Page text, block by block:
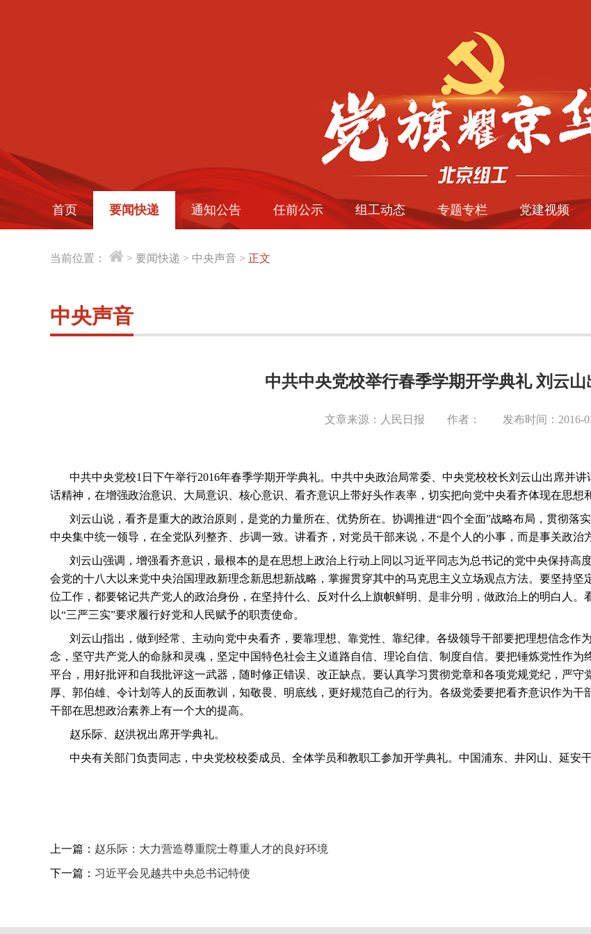
首页 要闻快递 通知公告 任前公示 组工动态 专题专栏 党建视频
当前位置： > 要闻快递 > 中央声音 > 正文
中央声音
中共中央党校举行春季学期开学典礼 刘云
文章来源：人民日报 作者： 发布时间：2016-
中共中央党校1 日下午举行2016年春季学期开学典礼。中共中央政治局常委、中央党校校长刘云山出席并
话精神，在增强政治意识、大局意识、核心意识、看齐意识上带好头作表率，切实把向党中央看齐体现在思想
刘云山说，看齐是重大的政治原则，是党的力量所在、优势所在。协调推进“四个全面”战略布局，贯彻落
中央集中统一领导，在全党队列整齐、步调一致。讲看齐，对党员干部来说，不是个人的小事，而是事关政治
刘云山强调，增强看齐意识，最根本的是在思想上政治上行动上同以习近平同志为总书记的党中央保持高
会党的十八大以来党中央治国理政新理念新思想新战略，掌握贯穿其中的马克思主义立场观点方法。要坚持
位工作，都要铭记共产党人的政治身份，在坚持什么、反对什么上旗帜鲜明、是非分明，做政治上的明白人。
以“三严三实”要求履行好党和人民赋予的职责使命。
刘云山指出，做到经常、主动向党中央看齐，要靠理想、靠党性、靠纪律。各级领导干部要把理想信念作
念，坚守共产党人的命脉和灵魂，坚定中国特色社会主义道路自信、理论自信、制度自信。要把锤炼党性作
平台，用好批评和自我批评这一武器，随时修正错误、改正缺点。要认真学习贯彻党章和各项党规党纪，严
厚、郭伯雄、令计划等人的反面教训，知敬畏、明底线，更好规范自己的行为。各级党委要把看齐意识作为
干部在思想政治素养上有一个大的提高。
赵乐际、赵洪祝出席开学典礼。
中央有关部门负责同志，中央党校校委成员、全体学员和教职工参加开学典礼。中国浦东、井冈山、延安
上一篇： 赵乐际：大力营造尊重院士尊重人才的良好环境
下一篇： 习近平会见越共中央总书记特使